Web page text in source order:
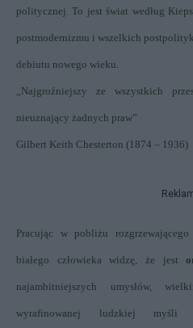
politycznej. To jest świat według
postmodernizmu i wszelkich
debiutu nowego wieku.
„Najgroźniejszy ze wszystkich
nieuznający żadnych praw”
Gilbert Keith Chesterton (1874 – 1936)
Pracując w pobliżu
białego człowieka widzę, że jest
najambitniejszych umysłów,
wyrafinowanej ludzkiej myśli